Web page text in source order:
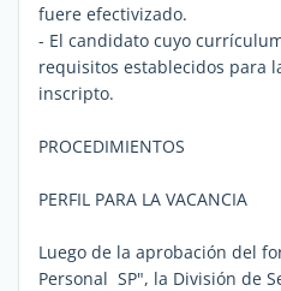
fuere efectivizado.
- El candidato cuyo
requisitos establecidos para
inscripto.
PROCEDIMIENTOS
PERFIL PARA LA VACANCIA
Luego de la aprobación del
Personal  SP", la División de